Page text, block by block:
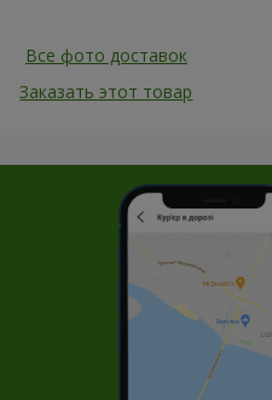
Все фото доставок
Заказать этот товар